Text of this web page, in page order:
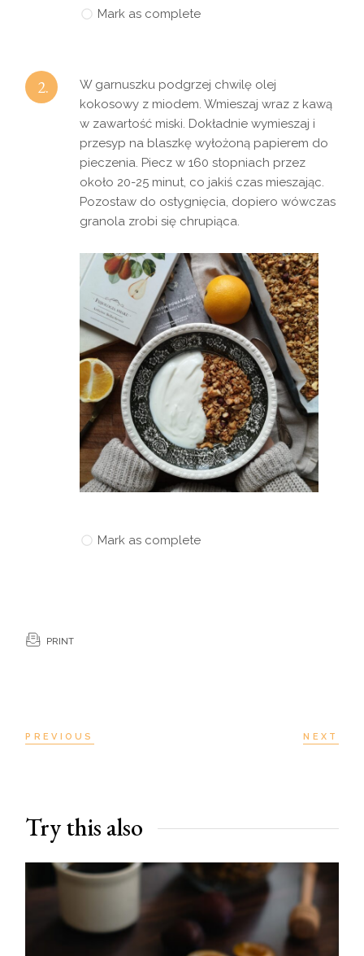
Mark as complete
2.
W garnuszku podgrzej chwilę olej
kokosowy z miodem. Wmieszaj wraz z kawą
w zawartość miski. Dokładnie wymieszaj i
przesyp na blaszkę wyłożoną papierem do
pieczenia. Piecz w 160 stopniach przez
około 20-25 minut, co jakiś czas mieszając.
Pozostaw do ostygnięcia, dopiero wówczas
granola zrobi się chrupiąca.
Mark as complete
PRINT
PREVIOUS NEXT
Try this also